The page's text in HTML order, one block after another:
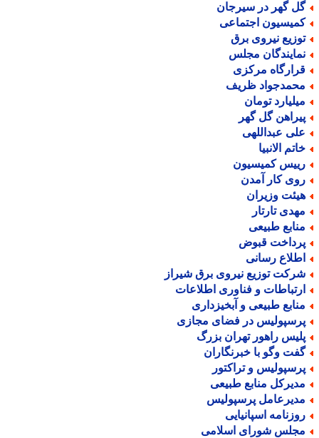
گهر در سیرجان
اجتماعی
نیروی برق
مجلس
مرکزی
ظریف
تومان
گل گهر
عبداللهی
الانبیا
کمیسیون
کار آمدن
وزیران
تارتار
طبیعی
قبوض
رسانی
توزیع نیروی برق شیراز
و فناوری اطلاعات
طبیعی و آبخیزداری
در فضای مجازی
راهور تهران بزرگ
وگو با خبرنگاران
و تراکتور
منابع طبیعی
پرسپولیس
اسپانیایی
شورای اسلامی